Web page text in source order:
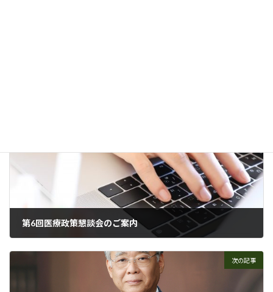
第6回医療政策懇談会のご案内
次の記事